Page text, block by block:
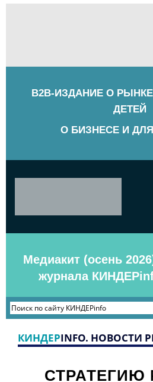
B2B-ИЗДАНИЕ О
ДЕТЕЙ
О БИЗНЕСЕ И
Медиакит (осень
журнала
КИНДЕРINFO. НОВОСТИ
СТРАТЕГИЮ